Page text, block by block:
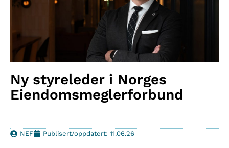
Ny styreleder i Norges
Eiendomsmeglerforbund
NEF Publisert/oppdatert: 11.06.26